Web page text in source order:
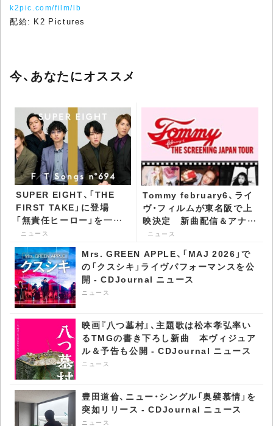
k2pic.com/film/lb
配給: K2 Pictures
今、あなたにオススメ
SUPER EIGHT、「THE
FIRST TAKE」に登場
「無責任ヒーロー」を一発
撮りパフォーマンス -
CDJournal ニュース
ニュース
Tommy february6、ライ
ヴ・フィルムが東名阪で上
映決定 新曲配信＆アナロ
グBOX2タイトル発売も -
ニュース
Mrs. GREEN APPLE、「MAJ 2026」で
の「クスシキ」ライヴパフォーマンスを公
開 - CDJournal ニュース
ニュース
映画『八つ墓村』、主題歌は松本孝弘率い
るTMGの書き下ろし新曲 本ヴィジュア
ル＆予告も公開 - CDJournal ニュース
ニュース
豊田道倫、ニュー・シングル「奥襞慕情」を
突如リリース - CDJournal ニュース
ニュース